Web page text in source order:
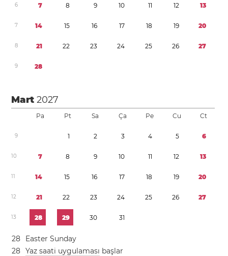
6 7 8 9 10 11 12 13
7 14 15 16 17 18 19 20
8 21 22 23 24 25 26 27
9 28
Mart2027
Pa Pt Sa Ça Pe Cu Ct
9 1 2 3 4 5 6
10 7 8 9 10 11 12 13
11 14 15 16 17 18 19 20
12 21 22 23 24 25 26 27
13 28 29 30 31
28
Easter Sunday
28 Yaz saati uygulaması başlar